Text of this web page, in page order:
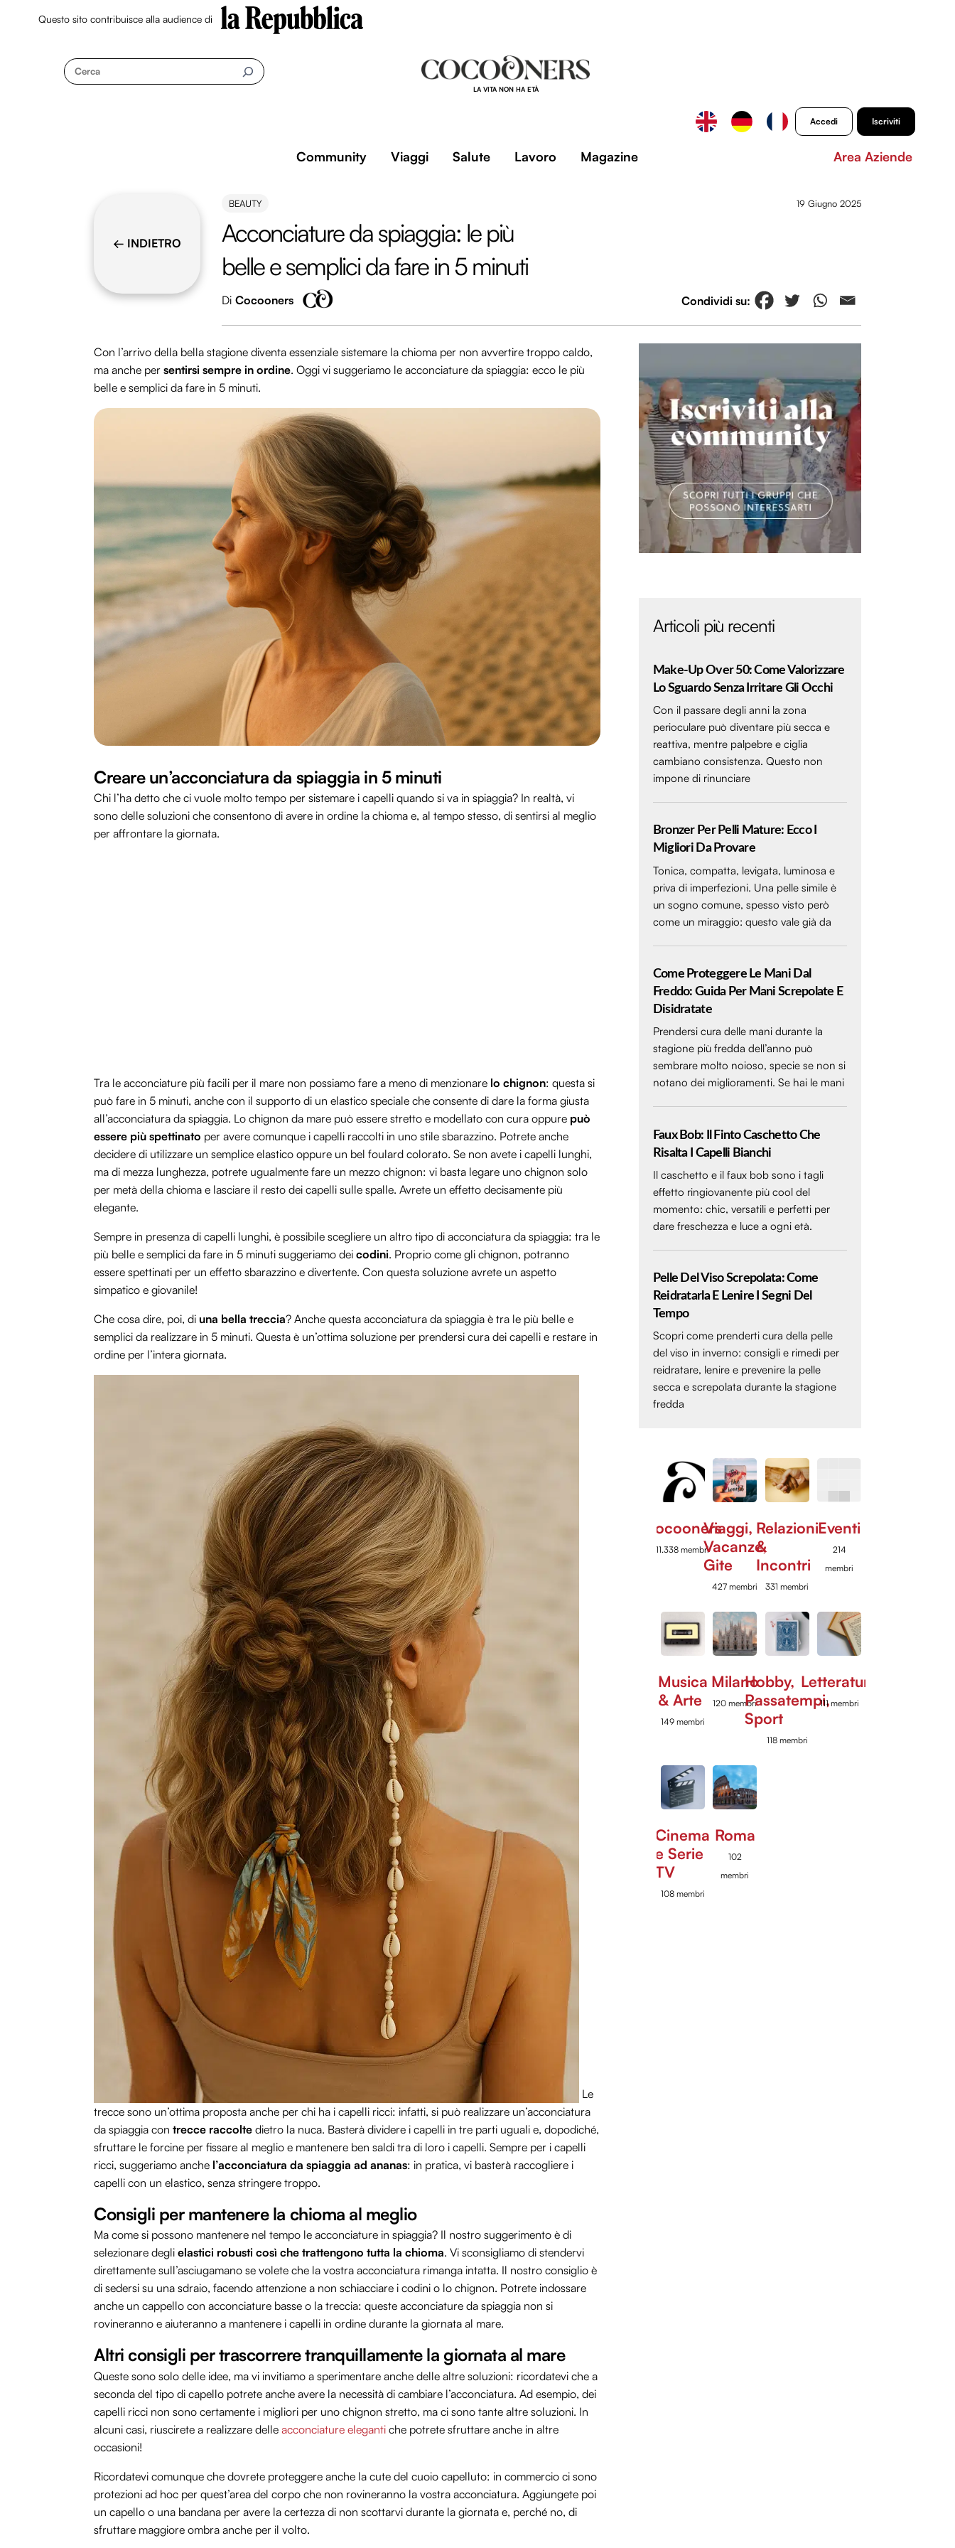
Questo sito contribuisce alla audience di
Cerca
LA VITA NON HA ETÀ
Accedi Iscriviti
Community Viaggi Salute Lavoro Magazine Area Aziende
← INDIETRO
BEAUTY 19 Giugno 2025
Acconciature da spiaggia: le più
belle e semplici da fare in 5 minuti
Di Cocooners
Con l’arrivo della bella stagione diventa essenziale sistemare la chioma per non avvertire troppo caldo,
ma anche per sentirsi sempre in ordine. Oggi vi suggeriamo le acconciature da spiaggia: ecco le più
belle e semplici da fare in 5 minuti.
Creare un’acconciatura da spiaggia in 5 minuti
Chi l’ha detto che ci vuole molto tempo per sistemare i capelli quando si va in spiaggia? In realtà, vi
sono delle soluzioni che consentono di avere in ordine la chioma e, al tempo stesso, di sentirsi al meglio
per affrontare la giornata.
Tra le acconciature più facili per il mare non possiamo fare a meno di menzionare lo chignon: questa si
può fare in 5 minuti, anche con il supporto di un elastico speciale che consente di dare la forma giusta
all’acconciatura da spiaggia. Lo chignon da mare può essere stretto e modellato con cura oppure può
essere più spettinato per avere comunque i capelli raccolti in uno stile sbarazzino. Potrete anche
decidere di utilizzare un semplice elastico oppure un bel foulard colorato. Se non avete i capelli lunghi,
ma di mezza lunghezza, potrete ugualmente fare un mezzo chignon: vi basta legare uno chignon solo
per metà della chioma e lasciare il resto dei capelli sulle spalle. Avrete un effetto decisamente più
elegante.
Sempre in presenza di capelli lunghi, è possibile scegliere un altro tipo di acconciatura da spiaggia: tra le
più belle e semplici da fare in 5 minuti suggeriamo dei codini. Proprio come gli chignon, potranno
essere spettinati per un effetto sbarazzino e divertente. Con questa soluzione avrete un aspetto
simpatico e giovanile!
Che cosa dire, poi, di una bella treccia? Anche questa acconciatura da spiaggia è tra le più belle e
semplici da realizzare in 5 minuti. Questa è un’ottima soluzione per prendersi cura dei capelli e restare in
ordine per l’intera giornata.
Le
trecce sono un’ottima proposta anche per chi ha i capelli ricci: infatti, si può realizzare un’acconciatura
da spiaggia con trecce raccolte dietro la nuca. Basterà dividere i capelli in tre parti uguali e, dopodiché,
sfruttare le forcine per fissare al meglio e mantenere ben saldi tra di loro i capelli. Sempre per i capelli
ricci, suggeriamo anche l’acconciatura da spiaggia ad ananas: in pratica, vi basterà raccogliere i
capelli con un elastico, senza stringere troppo.
Consigli per mantenere la chioma al meglio
Ma come si possono mantenere nel tempo le acconciature in spiaggia? Il nostro suggerimento è di
selezionare degli elastici robusti così che trattengono tutta la chioma. Vi sconsigliamo di stendervi
direttamente sull’asciugamano se volete che la vostra acconciatura rimanga intatta. Il nostro consiglio è
di sedersi su una sdraio, facendo attenzione a non schiacciare i codini o lo chignon. Potrete indossare
anche un cappello con acconciature basse o la treccia: queste acconciature da spiaggia non si
rovineranno e aiuteranno a mantenere i capelli in ordine durante la giornata al mare.
Altri consigli per trascorrere tranquillamente la giornata al mare
Queste sono solo delle idee, ma vi invitiamo a sperimentare anche delle altre soluzioni: ricordatevi che a
seconda del tipo di capello potrete anche avere la necessità di cambiare l’acconciatura. Ad esempio, dei
capelli ricci non sono certamente i migliori per uno chignon stretto, ma ci sono tante altre soluzioni. In
alcuni casi, riuscirete a realizzare delle acconciature eleganti che potrete sfruttare anche in altre
occasioni!
Ricordatevi comunque che dovrete proteggere anche la cute del cuoio capelluto: in commercio ci sono
protezioni ad hoc per quest’area del corpo che non rovineranno la vostra acconciatura. Aggiungete poi
un capello o una bandana per avere la certezza di non scottarvi durante la giornata e, perché no, di
sfruttare maggiore ombra anche per il volto.
Articoli più recenti
Make-Up Over 50: Come Valorizzare
Lo Sguardo Senza Irritare Gli Occhi
Con il passare degli anni la zona
perioculare può diventare più secca e
reattiva, mentre palpebre e ciglia
cambiano consistenza. Questo non
impone di rinunciare
Bronzer Per Pelli Mature: Ecco I
Migliori Da Provare
Tonica, compatta, levigata, luminosa e
priva di imperfezioni. Una pelle simile è
un sogno comune, spesso visto però
come un miraggio: questo vale già da
Come Proteggere Le Mani Dal
Freddo: Guida Per Mani Screpolate E
Disidratate
Prendersi cura delle mani durante la
stagione più fredda dell’anno può
sembrare molto noioso, specie se non si
notano dei miglioramenti. Se hai le mani
Faux Bob: Il Finto Caschetto Che
Risalta I Capelli Bianchi
Il caschetto e il faux bob sono i tagli
effetto ringiovanente più cool del
momento: chic, versatili e perfetti per
dare freschezza e luce a ogni età.
Pelle Del Viso Screpolata: Come
Reidratarla E Lenire I Segni Del
Tempo
Scopri come prenderti cura della pelle
del viso in inverno: consigli e rimedi per
reidratare, lenire e prevenire la pelle
secca e screpolata durante la stagione
fredda
Cocooners
11.338 membri
Viaggi,
Vacanze,
Gite
427 membri
Relazioni
&
Incontri
331 membri
Eventi
214
membri
Musica
& Arte
149 membri
Milano
120 membri
Hobby,
Passatempi,
Sport
118 membri
Letteratura
111 membri
Cinema
e Serie
TV
108 membri
Roma
102
membri